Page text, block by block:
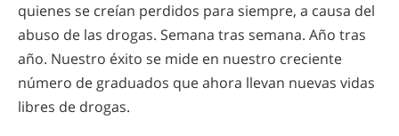
quienes se creían perdidos para siempre, a causa del
abuso de las drogas. Semana tras semana. Año tras
año. Nuestro éxito se mide en nuestro creciente
número de graduados que ahora llevan nuevas vidas
libres de drogas.